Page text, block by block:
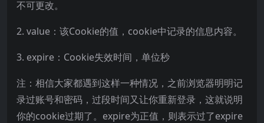
不可更改。
2. value：该Cookie的值，cookie中记录的信息内容。
3. expire：Cookie失效时间，单位秒
注：相信大家都遇到这样一种情况，之前浏览器明明记
录过账号和密码，过段时间又让你重新登录，这就说明
你的cookie过期了。expire为正值，则表示过了expire